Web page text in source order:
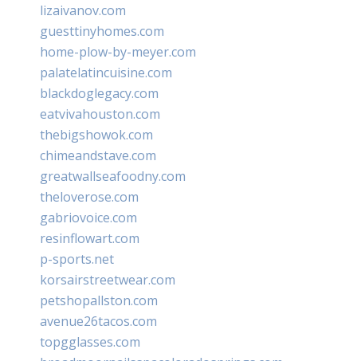
lizaivanov.com
guesttinyhomes.com
home-plow-by-meyer.com
palatelatincuisine.com
blackdoglegacy.com
eatvivahouston.com
thebigshowok.com
chimeandstave.com
greatwallseafoodny.com
theloverose.com
gabriovoice.com
resinflowart.com
p-sports.net
korsairstreetwear.com
petshopallston.com
avenue26tacos.com
topgglasses.com